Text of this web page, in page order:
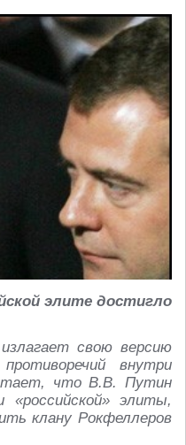
элите достигло
свою версию
внутри
что В.В. Путин
элиты,
клану Рокфеллеров